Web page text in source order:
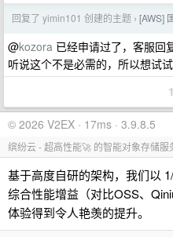
回复了 yimin101 创建的主题 › [AWS]
@kozora 已经申请过了，客服回
听说这个不是必需的，所以想试
© 2026 V2EX · 17ms · 3.9.8.5
缤纷云 - 超高性能🚀 的智能对象存储服
基于高度自研的架构，我们以
综合性能增益（对比OSS、
体验得到令人艳羡的提升。